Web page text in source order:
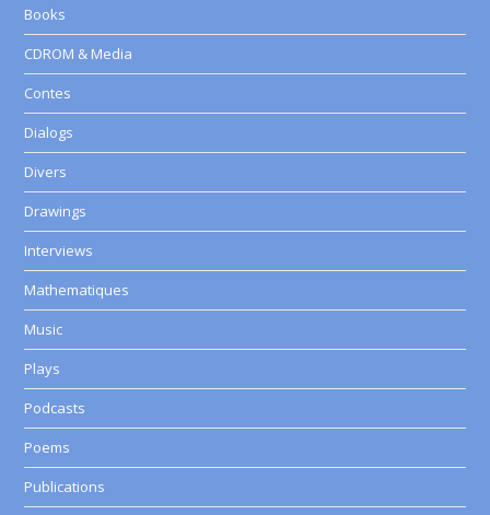
Books
CDROM & Media
Contes
Dialogs
Divers
Drawings
Interviews
Mathematiques
Music
Plays
Podcasts
Poems
Publications